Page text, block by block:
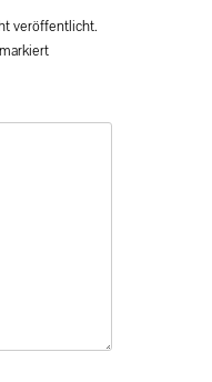
veröffentlicht.